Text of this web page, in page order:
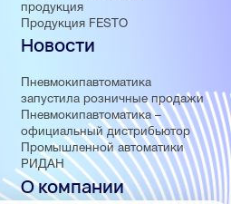
продукция
Продукция FESTO
Новости
Пневмокипавтоматика
запустила розничные продажи
Пневмокипавтоматика –
официальный дистрибьютор
Промышленной автоматики
РИДАН
О компании